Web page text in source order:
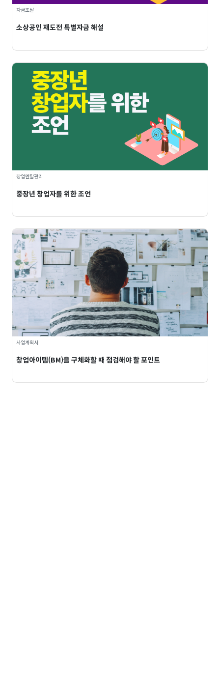
자금조달
소상공인 재도전 특별자금 해설
창업멘탈관리
중장년 창업자를 위한 조언
사업계획서
창업아이템(BM)을 구체화할 때 점검해야 할 포인트